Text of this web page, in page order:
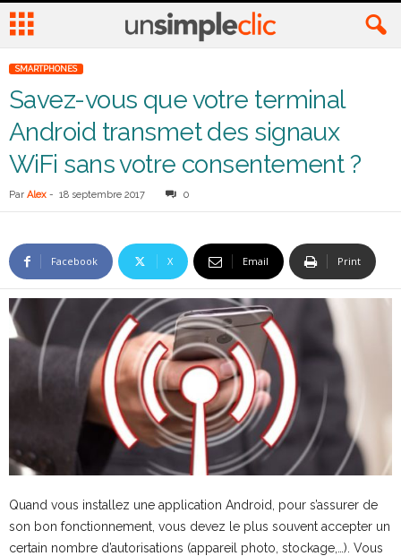
SMARTPHONES
Savez-vous que votre terminal
Android transmet des signaux
WiFi sans votre consentement ?
Par Alex - 18 septembre 2017 0
Facebook X Email Print
Quand vous installez une application Android, pour s’assurer de
son bon fonctionnement, vous devez le plus souvent accepter un
certain nombre d’autorisations (appareil photo, stockage,…). Vous